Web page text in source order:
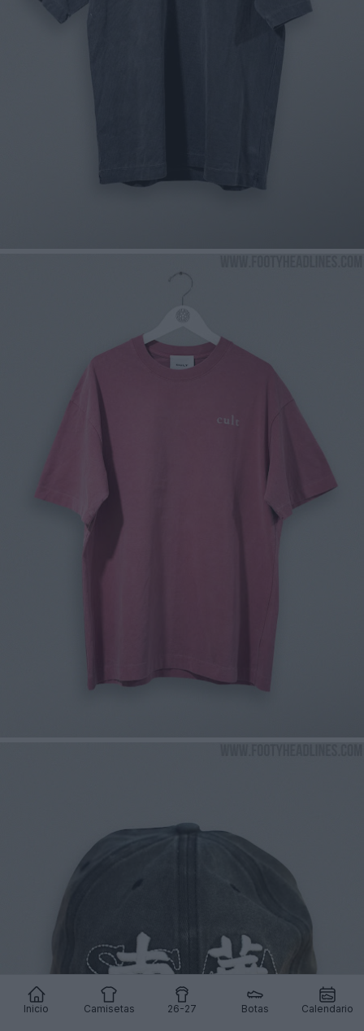
Inicio Camisetas 26-27 Botas Calendario